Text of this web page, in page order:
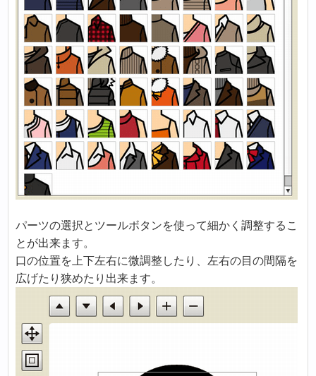
パーツの選択とツールボタンを使って細かく調整するこ
とが出来ます。
口の位置を上下左右に微調整したり、左右の目の間隔を
広げたり狭めたり出来ます。